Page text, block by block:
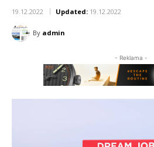
19.12.2022 Updated: 19.12.2022
By admin
- Reklama -